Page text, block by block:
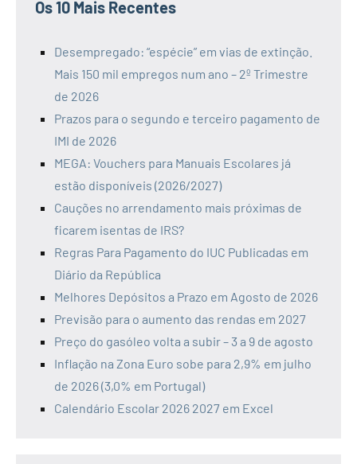
Os 10 Mais Recentes
Desempregado: “espécie” em vias de extinção.
Mais 150 mil empregos num ano – 2º Trimestre
de 2026
Prazos para o segundo e terceiro pagamento de
IMI de 2026
MEGA: Vouchers para Manuais Escolares já
estão disponíveis (2026/2027)
Cauções no arrendamento mais próximas de
ficarem isentas de IRS?
Regras Para Pagamento do IUC Publicadas em
Diário da República
Melhores Depósitos a Prazo em Agosto de 2026
Previsão para o aumento das rendas em 2027
Preço do gasóleo volta a subir – 3 a 9 de agosto
Inflação na Zona Euro sobe para 2,9% em julho
de 2026 (3,0% em Portugal)
Calendário Escolar 2026 2027 em Excel